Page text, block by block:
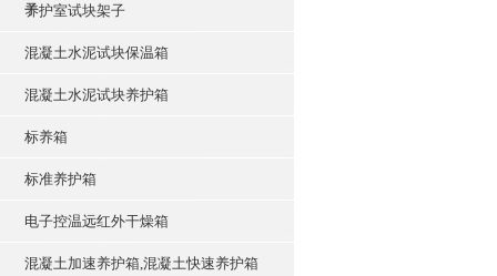
子
养护室试块架子
混凝土水泥试块保温箱
混凝土水泥试块养护箱
标养箱
标准养护箱
电子控温远红外干燥箱
混凝土加速养护箱,混凝土快速养护箱